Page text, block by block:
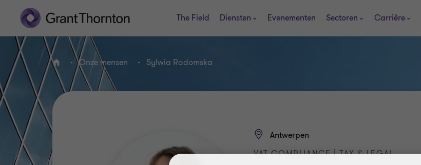
The Field Diensten Evenementen Sectoren Carrière
HOME Onze mensen Sylwia Radomska
Antwerpen
VAT COMPLIANCE | TAX & LEGAL